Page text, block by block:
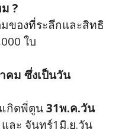
?
ของที่ระลึกและสิทธิ
ใบ
คม ซึ่งเป็นวัน
เกิดพี่ตูน31พ.ค.วัน
และ จันทร์1มิ.ย.วัน